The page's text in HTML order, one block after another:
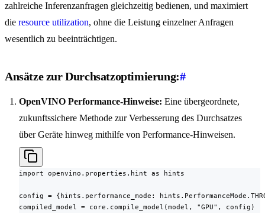
zahlreiche Inferenzanfragen gleichzeitig bedienen, und maximiert
die resource utilization, ohne die Leistung einzelner Anfragen
wesentlich zu beeinträchtigen.
Ansätze zur Durchsatzoptimierung:#
OpenVINO Performance-Hinweise: Eine übergeordnete,
zukunftssichere Methode zur Verbesserung des Durchsatzes
über Geräte hinweg mithilfe von Performance-Hinweisen.
import openvino.properties.hint as hints
config = {hints.performance_mode:
compiled_model = core.compile_model(model, "GPU", config)